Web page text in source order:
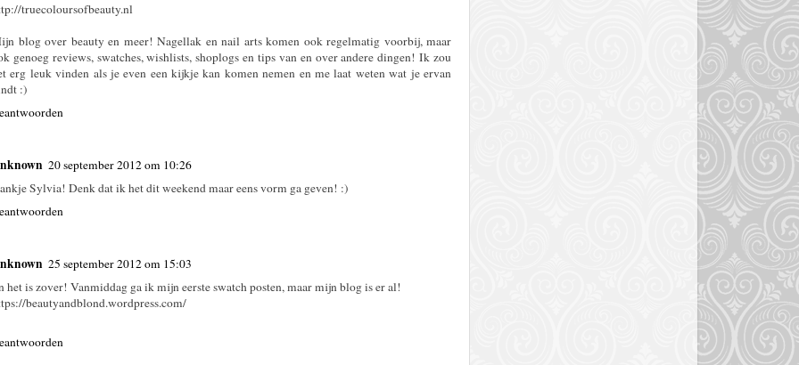
truecoloursofbeauty.nl
blog over beauty en meer! Nagellak en nail arts komen ook regelmatig voorbij, maar
genoeg reviews, swatches, wishlists, shoplogs en tips van en over andere dingen! Ik zou
erg leuk vinden als je even een kijkje kan komen nemen en me laat weten wat je ervan
:)
20 september 2012 om 10:26
Sylvia! Denk dat ik het dit weekend maar eens vorm ga geven! :)
25 september 2012 om 15:03
het is zover! Vanmiddag ga ik mijn eerste swatch posten, maar mijn blog is er al!
beautyandblond.wordpress.com/